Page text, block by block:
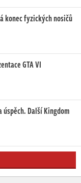
konec fyzických nosičů
GTA VI
Další Kingdom